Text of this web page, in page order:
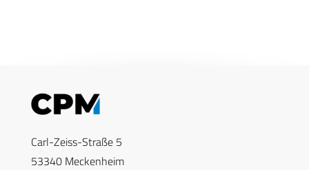
Carl-Zeiss-Straße 5
53340 Meckenheim